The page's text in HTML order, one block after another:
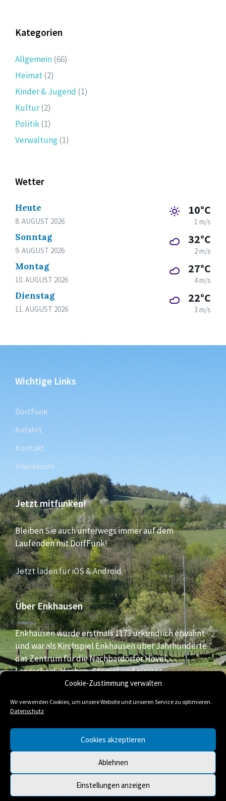
Cookie-Zustimmung verwalten
Wir verwenden Cookies, um unsere Website und unseren Service zu optimieren.
Datenschutz
Cookies akzeptieren
Ablehnen
Einstellungen anzeigen
Kategorien
Allgemein(66)
Heimat(2)
Kinder & Jugend (1)
Kultur(2)
Politik(1)
Verwaltung(1)
Wetter
Heute
8. AUGUST 2026
10°C
1 m/s
Sonntag
9. AUGUST 2026
32°C
2 m/s
Montag
10. AUGUST 2026
27°C
4 m/s
Dienstag
11. AUGUST 2026
22°C
3 m/s
Wichtige Links
DorfFunk
Anfahrt
Kontakt
Impressum
Jetzt mitfunken!
Bleiben Sie auch unterwegs immer auf dem
Laufenden mit DorfFunk!
Jetzt laden für iOS & Android
Über Enkhausen
Enkhausen wurde erstmals 1173 urkundlich erwähnt
und war als Kirchspiel Enkhausen über Jahrhunderte
das Zentrum für die Nachbardörfer Hövel,
Langscheid, Hachen, Stemel und einiger
Bauernschaften aus dem südlichen Bereich der Stadt
Facebook Twitter
© 2026 Enkhausen